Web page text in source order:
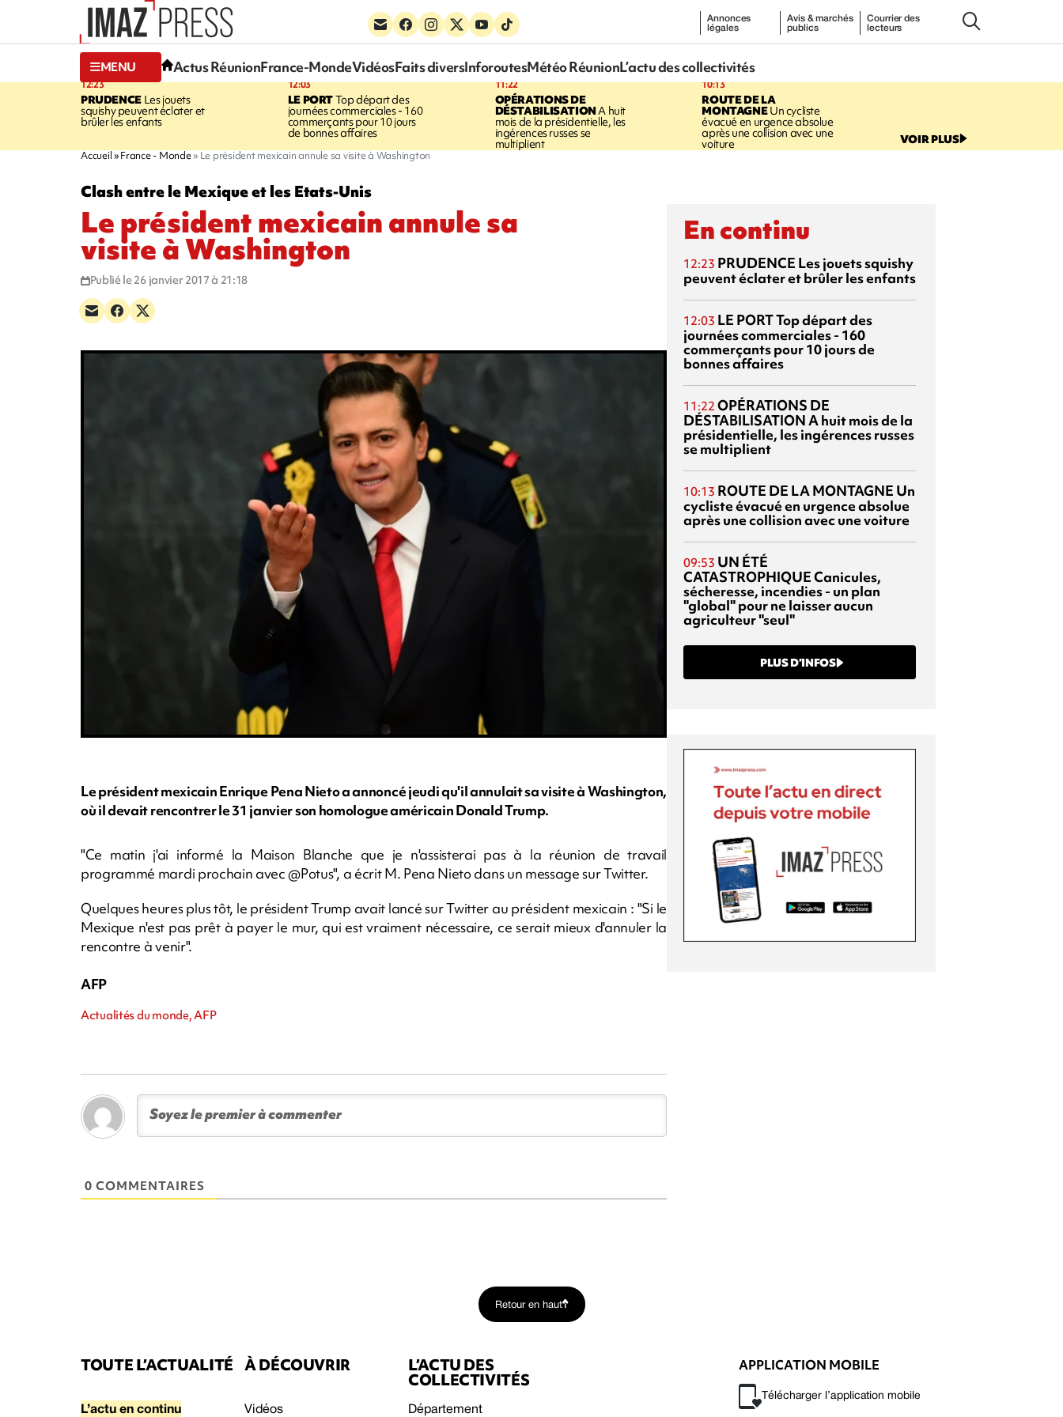
Annonces
légales
Avis & marchés
publics
Courrier des
lecteurs
MENU Actus RéunionFrance-MondeVidéosFaits diversInforoutesMétéo RéunionL’actu des collectivités
12:23
PRUDENCELes jouets
squishy peuvent éclater et
brûler les enfants
12:03
LE PORTTop départ des
journées commerciales - 160
commerçants pour 10 jours
de bonnes affaires
11:22
OPÉRATIONS DE
DÉSTABILISATIONA huit
mois de la présidentielle, les
ingérences russes se
multiplient
10:13
ROUTE DE LA
MONTAGNEUn cycliste
évacué en urgence absolue
après une collision avec une
voiture VOIR PLUS
Accueil France - Monde Le président mexicain annule sa visite à Washington
Clash entre le Mexique et les Etats-Unis
Le président mexicain annule sa
visite à Washington
Publié le 26 janvier 2017 à 21:18
Le président mexicain Enrique Pena Nieto a annoncé jeudi qu'il annulait sa visite à Washington,
où il devait rencontrer le 31 janvier son homologue américain Donald Trump.
"Ce matin j'ai informé la Maison Blanche que je n'assisterai pas à la réunion de travail
programmé mardi prochain avec @Potus", a écrit M. Pena Nieto dans un message sur Twitter.
Quelques heures plus tôt, le président Trump avait lancé sur Twitter au président mexicain : "Si le
Mexique n'est pas prêt à payer le mur, qui est vraiment nécessaire, ce serait mieux d'annuler la
rencontre à venir".
AFP
Actualités du monde, AFP
0 COMMENTAIRES
En continu
12:23 PRUDENCE Les jouets squishy
peuvent éclater et brûler les enfants
12:03 LE PORTTop départ des
journées commerciales - 160
commerçants pour 10 jours de
bonnes affaires
11:22 OPÉRATIONS DE
DÉSTABILISATIONA huit mois de la
présidentielle, les ingérences russes
se multiplient
10:13 ROUTE DE LA MONTAGNE Un
cycliste évacué en urgence absolue
après une collision avec une voiture
09:53 UN ÉTÉ
CATASTROPHIQUECanicules,
sécheresse, incendies - un plan
"global" pour ne laisser aucun
agriculteur "seul"
PLUS D’INFOS
Retour en haut
TOUTE L’ACTUALITÉ
L’actu en continu
À DÉCOUVRIR
Vidéos
L’ACTU DES
COLLECTIVITÉS
Département
APPLICATION MOBILE
Télécharger l’application mobile